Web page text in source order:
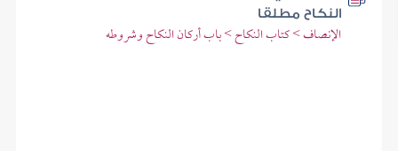
النكاح مطلقا
الإنصاف > كتاب النكاح > باب أركان النكاح وشروطه